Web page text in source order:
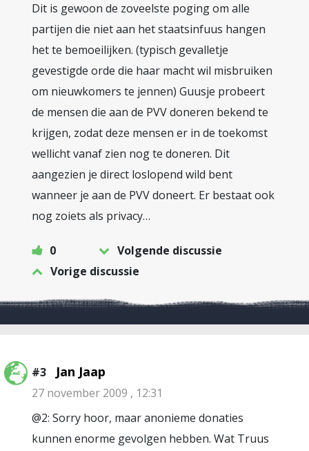
Dit is gewoon de zoveelste poging om alle
partijen die niet aan het staatsinfuus hangen
het te bemoeilijken. (typisch gevalletje
gevestigde orde die haar macht wil misbruiken
om nieuwkomers te jennen) Guusje probeert
de mensen die aan de PVV doneren bekend te
krijgen, zodat deze mensen er in de toekomst
wellicht vanaf zien nog te doneren. Dit
aangezien je direct loslopend wild bent
wanneer je aan de PVV doneert. Er bestaat ook
nog zoiets als privacy…
0
Volgende discussie
Vorige discussie
#3 Jan Jaap
27 november 2009 , 12:31
@2: Sorry hoor, maar anonieme donaties
kunnen enorme gevolgen hebben. Wat Truus